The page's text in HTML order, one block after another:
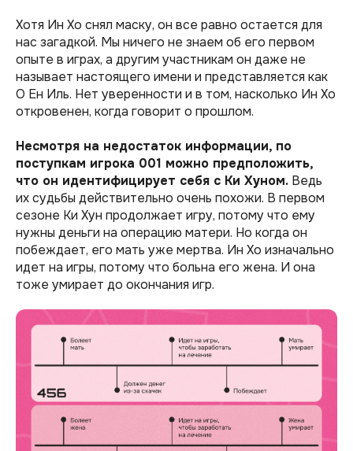
Хотя Ин Хо снял маску, он все равно остается для
нас загадкой. Мы ничего не знаем об его первом
опыте в играх, а другим участникам он даже не
называет настоящего имени и представляется как
О Ен Иль. Нет уверенности и в том, насколько Ин Хо
откровенен, когда говорит о прошлом.
Несмотря на недостаток информации, по
поступкам игрока 001 можно предположить,
что он идентифицирует себя с Ки Хуном. Ведь
их судьбы действительно очень похожи. В первом
сезоне Ки Хун продолжает игру, потому что ему
нужны деньги на операцию матери. Но когда он
побеждает, его мать уже мертва. Ин Хо изначально
идет на игры, потому что больна его жена. И она
тоже умирает до окончания игр.